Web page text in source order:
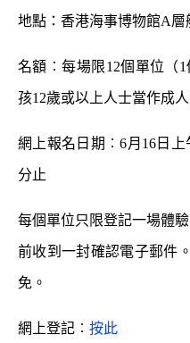
地點：香港海事博物館A層
名額︰每場限12個單位（
孩12歲或以上人士當作成人
網上報名日期︰6月16日上
分止
每個單位只限登記一場體
前收到一封確認電子郵件
免。
網上登記︰ 按此